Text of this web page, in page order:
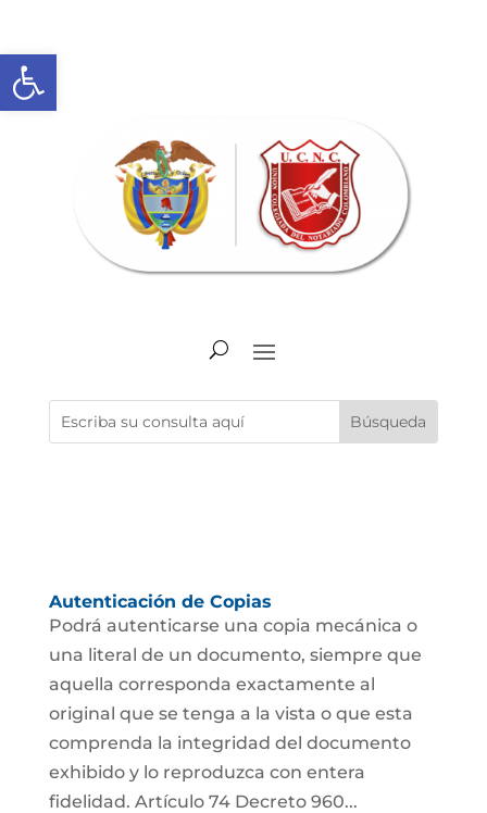
Abrir barra de herramientas
Autenticación de Copias
Podrá autenticarse una copia mecánica o
una literal de un documento, siempre que
aquella corresponda exactamente al
original que se tenga a la vista o que esta
comprenda la integridad del documento
exhibido y lo reproduzca con entera
fidelidad. Artículo 74 Decreto 960...